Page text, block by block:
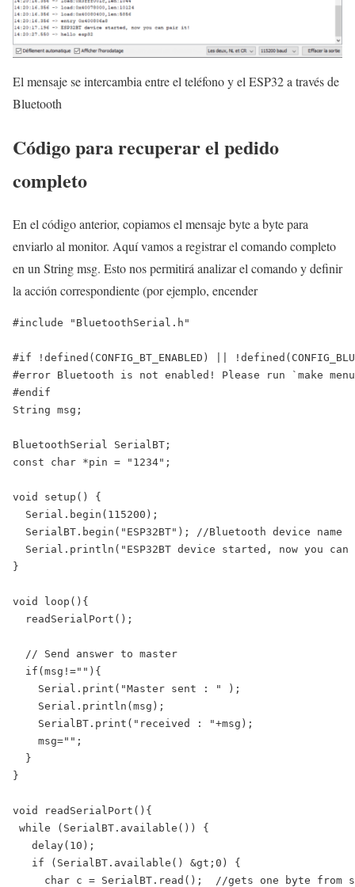
El mensaje se intercambia entre el teléfono y el ESP32 a través de
Bluetooth
Código para recuperar el pedido
completo
En el código anterior, copiamos el mensaje byte a byte para
enviarlo al monitor. Aquí vamos a registrar el comando completo
en un String msg. Esto nos permitirá analizar el comando y definir
la acción correspondiente (por ejemplo, encender
#include "BluetoothSerial.h"
#if !defined(CONFIG_BT_ENABLED) ||
#error Bluetooth is not enabled! Please run `make
#endif
String msg;
BluetoothSerial SerialBT;
const char *pin = "1234";
void setup() {
  Serial.begin(115200);
  SerialBT.begin("ESP32BT"); //Bluetooth device name
Serial.println("ESP32BT device started, now you can
}
void loop(){
  readSerialPort();
  // Send answer to master
  if(msg!=""){
    Serial.print("Master sent : " );
    Serial.println(msg);
    SerialBT.print("received : "+msg);
    msg="";
  }
}
void readSerialPort(){
while (SerialBT.available()) {
   delay(10);
   if (SerialBT.available() &gt;0) {
char c = SerialBT.read();  //gets one byte from